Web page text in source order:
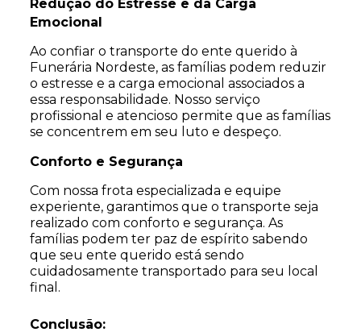
Redução do Estresse e da Carga
Emocional
Ao confiar o transporte do ente querido à
Funerária Nordeste, as famílias podem reduzir
o estresse e a carga emocional associados a
essa responsabilidade. Nosso serviço
profissional e atencioso permite que as famílias
se concentrem em seu luto e despeço.
Conforto e Segurança
Com nossa frota especializada e equipe
experiente, garantimos que o transporte seja
realizado com conforto e segurança. As
famílias podem ter paz de espírito sabendo
que seu ente querido está sendo
cuidadosamente transportado para seu local
final.
Conclusão: